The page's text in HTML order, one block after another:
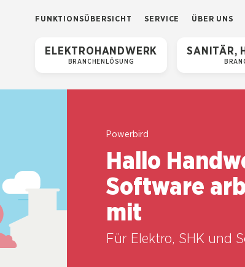
FUNK­TI­ONS­ÜBER­SICHT SER­VICE ÜBER UNS
ELEK­TRO­HAND­WERK
BRAN­CHEN­LÖ­SUNG
SANI­TÄR,
Power­bird
Hal­lo
Soft­ware
mit
Für Elek­tro, SHK und